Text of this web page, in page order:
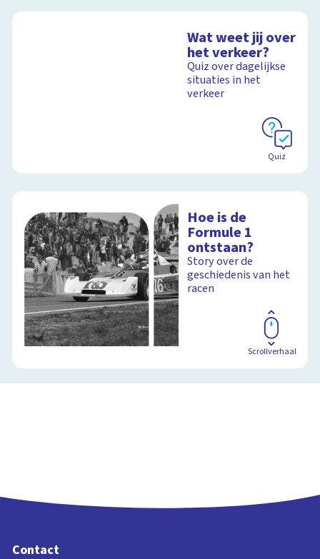
Wat weet jij over
het verkeer?
Quiz over dagelijkse
situaties in het
verkeer
Quiz
Hoe is de
Formule 1
ontstaan?
Story over de
geschiedenis van het
racen
Scrollverhaal
Contact